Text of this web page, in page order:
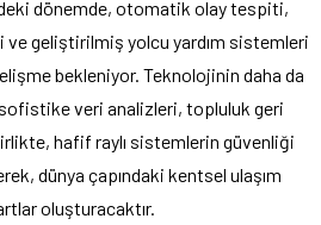
dönemde, otomatik olay tespiti,
geliştirilmiş yolcu yardım sistemleri
bekleniyor. Teknolojinin daha da
veri analizleri, topluluk geri
hafif raylı sistemlerin güvenliği
dünya çapındaki kentsel ulaşım
oluşturacaktır.